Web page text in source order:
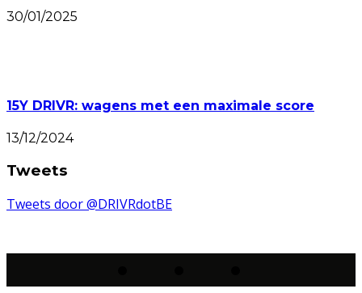
30/01/2025
15Y DRIVR: wagens met een maximale score
13/12/2024
Tweets
Tweets door @DRIVRdotBE